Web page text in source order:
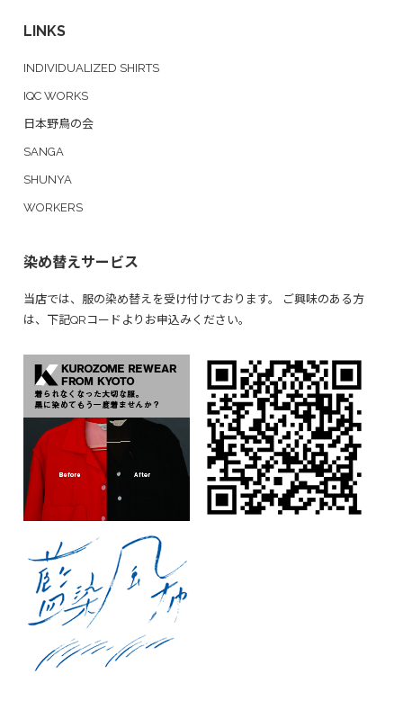
LINKS
INDIVIDUALIZED SHIRTS
IQC WORKS
日本野鳥の会
SANGA
SHUNYA
WORKERS
染め替えサービス
当店では、服の染め替えを受け付けております。 ご興味のある方
は、下記QRコードよりお申込みください。